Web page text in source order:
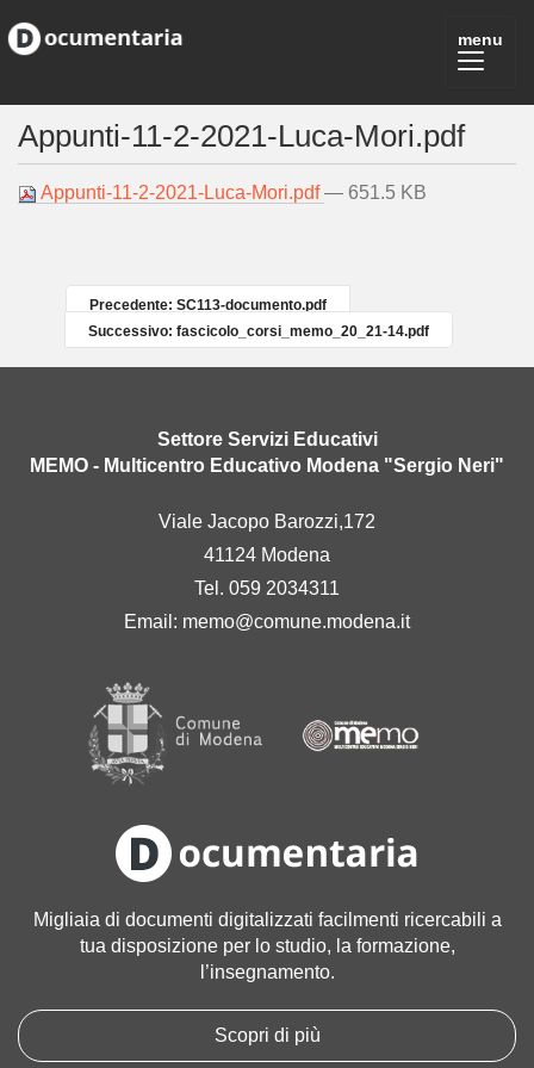
Appunti-11-2-2021-Luca-Mori.pdf
Appunti-11-2-2021-Luca-Mori.pdf— 651.5 KB
Precedente: SC113-documento.pdf
Successivo: fascicolo_corsi_memo_20_21-14.pdf
Settore Servizi Educativi
MEMO - Multicentro Educativo Modena "Sergio Neri"
Viale Jacopo Barozzi,172
41124 Modena
Tel. 059 2034311
Email: memo@comune.modena.it
Migliaia di documenti digitalizzati facilmenti ricercabili a
tua disposizione per lo studio, la formazione,
l’insegnamento.
Scopri di più